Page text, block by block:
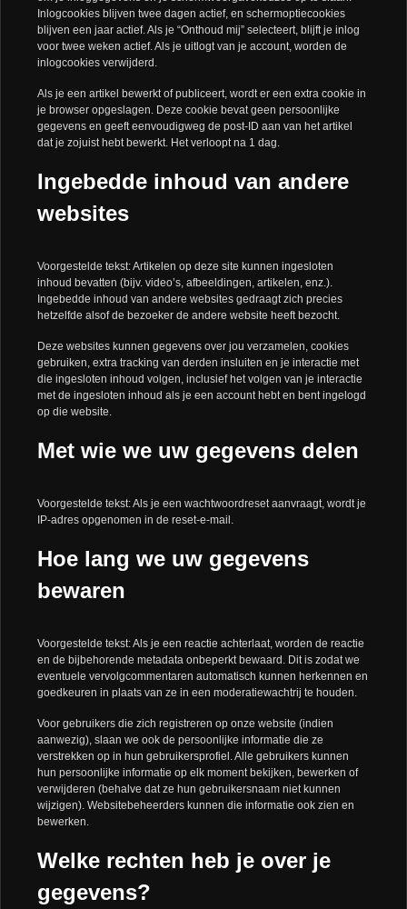
Inlogcookies blijven twee dagen actief, en schermoptiecookies
blijven een jaar actief. Als je “Onthoud mij” selecteert, blijft je inlog
voor twee weken actief. Als je uitlogt van je account, worden de
inlogcookies verwijderd.
Als je een artikel bewerkt of publiceert, wordt er een extra cookie in
je browser opgeslagen. Deze cookie bevat geen persoonlijke
gegevens en geeft eenvoudigweg de post-ID aan van het artikel
dat je zojuist hebt bewerkt. Het verloopt na 1 dag.
Ingebedde inhoud van andere
websites
Voorgestelde tekst: Artikelen op deze site kunnen ingesloten
inhoud bevatten (bijv. video’s, afbeeldingen, artikelen, enz.).
Ingebedde inhoud van andere websites gedraagt zich precies
hetzelfde alsof de bezoeker de andere website heeft bezocht.
Deze websites kunnen gegevens over jou verzamelen, cookies
gebruiken, extra tracking van derden insluiten en je interactie met
die ingesloten inhoud volgen, inclusief het volgen van je interactie
met de ingesloten inhoud als je een account hebt en bent ingelogd
op die website.
Met wie we uw gegevens delen
Voorgestelde tekst: Als je een wachtwoordreset aanvraagt, wordt je
IP-adres opgenomen in de reset-e-mail.
Hoe lang we uw gegevens
bewaren
Voorgestelde tekst: Als je een reactie achterlaat, worden de reactie
en de bijbehorende metadata onbeperkt bewaard. Dit is zodat we
eventuele vervolgcommentaren automatisch kunnen herkennen en
goedkeuren in plaats van ze in een moderatiewachtrij te houden.
Voor gebruikers die zich registreren op onze website (indien
aanwezig), slaan we ook de persoonlijke informatie die ze
verstrekken op in hun gebruikersprofiel. Alle gebruikers kunnen
hun persoonlijke informatie op elk moment bekijken, bewerken of
verwijderen (behalve dat ze hun gebruikersnaam niet kunnen
wijzigen). Websitebeheerders kunnen die informatie ook zien en
bewerken.
Welke rechten heb je over je
gegevens?